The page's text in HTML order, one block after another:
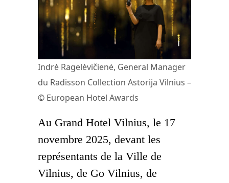
Indrė Ragelėvičienė, General Manager
du Radisson Collection Astorija Vilnius –
© European Hotel Awards
Au Grand Hotel Vilnius, le 17
novembre 2025, devant les
représentants de la Ville de
Vilnius, de Go Vilnius, de